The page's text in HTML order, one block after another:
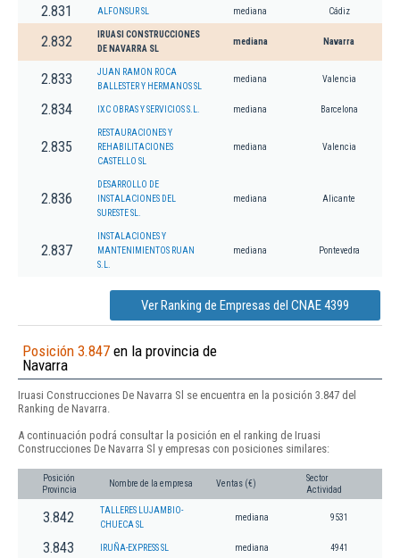
2.831 ALFONSUR SL mediana Cádiz
2.832
IRUASI CONSTRUCCIONES
DE NAVARRA SL
mediana Navarra
2.833
JUAN RAMON ROCA
BALLESTER Y HERMANOS SL
mediana Valencia
2.834 IXC OBRAS Y SERVICIOS S.L. mediana Barcelona
2.835
RESTAURACIONES Y
REHABILITACIONES
CASTELLO SL
mediana Valencia
2.836
DESARROLLO DE
INSTALACIONES DEL
SURESTE SL.
mediana Alicante
2.837
INSTALACIONES Y
MANTENIMIENTOS RUAN
S.L.
mediana Pontevedra
Ver Ranking de Empresas del CNAE 4399
Posición 3.847 en la provincia de
Navarra
Iruasi Construcciones De Navarra Sl se encuentra en la posición 3.847 del
Ranking de Navarra.
A continuación podrá consultar la posición en el ranking de Iruasi
Construcciones De Navarra Sl y empresas con posiciones similares:
Posición
Provincia
Nombre de la empresa Ventas (€)
Sector
Actividad
3.842
TALLERES LUJAMBIO-
CHUECA SL
mediana 9531
3.843 IRUÑA-EXPRESS SL mediana 4941